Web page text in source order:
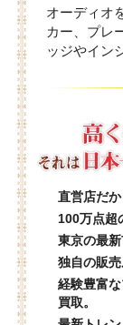
オーディオ
カー、プレ
ッジやイン
直営店だ
100万点超
東京の最新
独自の販
経験豊富
買取。